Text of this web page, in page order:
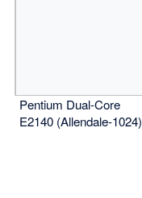
Pentium Dual-Core
E2140 (Allendale-1024)